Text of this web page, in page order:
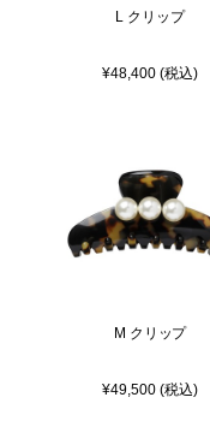
L クリップ
¥48,400 (税込)
M クリップ
¥49,500 (税込)